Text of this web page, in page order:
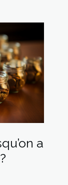
a